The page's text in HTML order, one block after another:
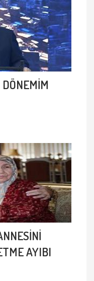
AYIBI